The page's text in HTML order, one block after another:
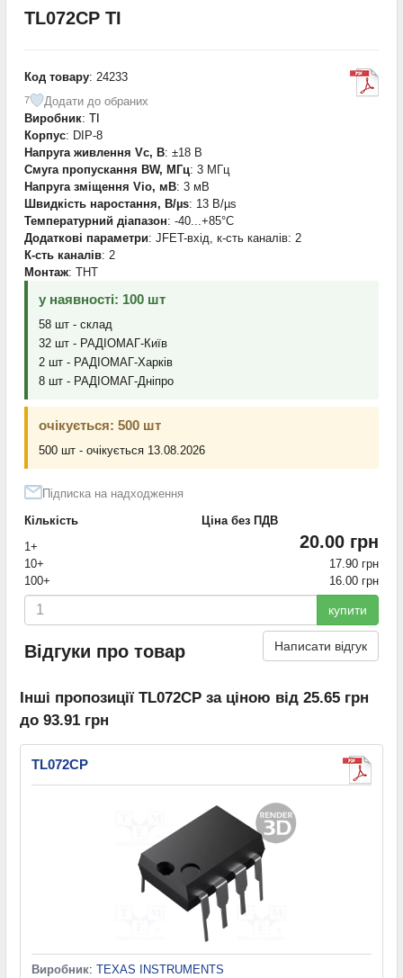
TL072CP TI
Код товару: 24233
7
Додати до обраних
Виробник: TI
Корпус: DIP-8
Напруга живлення Vc, В: ±18 В
Смуга пропускання BW, МГц: 3 МГц
Напруга зміщення Vio, мВ: 3 мВ
Швидкість наростання, В/µs: 13 В/µs
Температурний діапазон: -40...+85°С
Додаткові параметри: JFET-вхід, к-сть каналів: 2
К-сть каналів: 2
Монтаж: THT
у наявності: 100 шт
58 шт - склад
32 шт - РАДІОМАГ-Київ
2 шт - РАДІОМАГ-Харків
8 шт - РАДІОМАГ-Дніпро
очікується: 500 шт
500 шт - очікується 13.08.2026
Підписка на надходження
Кількість
Ціна без ПДВ
1+
20.00 грн
10+
17.90 грн
100+
16.00 грн
купити
Відгуки про товар Написати відгук
Інші пропозиції TL072CP за ціною від 25.65 грн
до 93.91 грн
TL072CP
Виробник: TEXAS INSTRUMENTS